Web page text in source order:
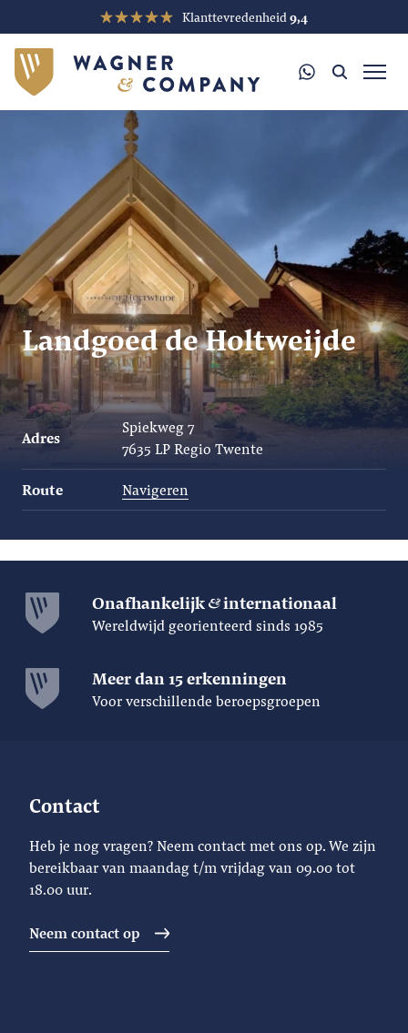
Klanttevredenheid9,4
Landgoed de Holtweijde
Adres
Spiekweg 7
7635 LP Regio Twente
Route Navigeren
Onafhankelijk internationaal
Wereldwijd georienteerd sinds 1985
Meer dan 15 erkenningen
Voor verschillende beroepsgroepen
Contact
Heb je nog vragen? Neem contact met ons op. We zijn
bereikbaar van maandag t/m vrijdag van 09.00 tot
18.00 uur.
Neem contact op